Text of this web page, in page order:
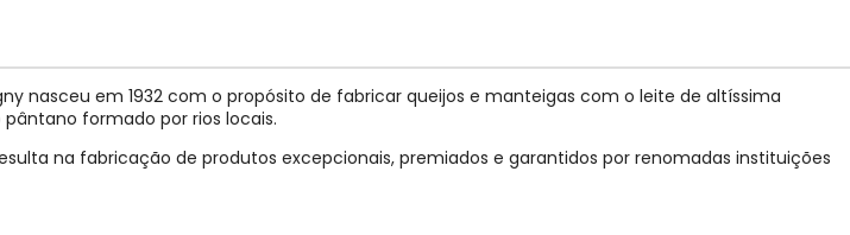
nasceu em 1932 com o propósito de fabricar queijos e manteigas com o leite de altíssima
formado por rios locais.
na fabricação de produtos excepcionais, premiados e garantidos por renomadas instituições